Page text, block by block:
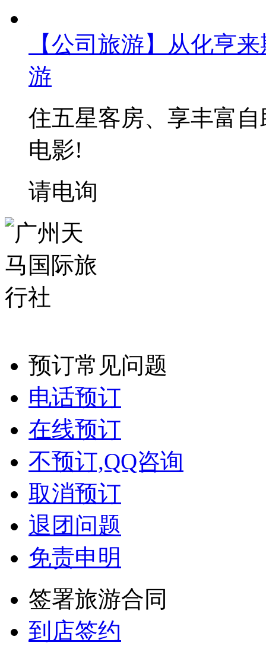
【公司旅游】从化亨
游
住五星客房、享丰富
电影!
请电询
预订常见问题
电话预订
在线预订
不预订,QQ咨询
取消预订
退团问题
免责申明
签署旅游合同
到店签约